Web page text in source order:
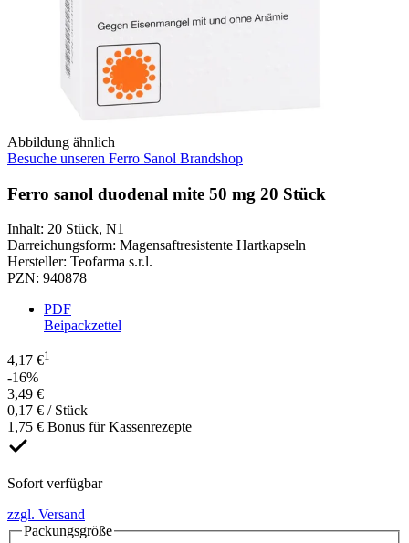
Abbildung ähnlich
Besuche unseren Ferro Sanol Brandshop
Ferro sanol duodenal mite 50 mg 20 Stück
Inhalt: 20 Stück, N1
Darreichungsform: Magensaftresistente Hartkapseln
Hersteller: Teofarma s.r.l.
PZN: 940878
PDF
Beipackzettel
4,17 €1
-16%
3,49 €
0,17 € / Stück
1,75 € Bonus für Kassenrezepte
Sofort verfügbar
zzgl. Versand
Packungsgröße